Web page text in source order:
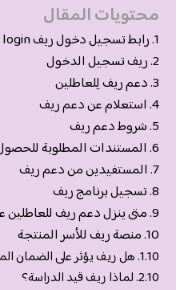
محتويات المقال
رابط تسجيل دخول ريف reef login
ريف تسجيل الدخول
دعم ريف لِلعاطلين
استعلام عن دعم ريف
شروط دعم ريف
المستندات المطلوبة
المستفيدين من دعم ريف
تسجيل برنامج ريف
متى ينزل دعم ريف
منصة ريف للأسر المنتجة
هل ريف يؤثر على الضمان
لماذا ريف قيد الدراسة؟